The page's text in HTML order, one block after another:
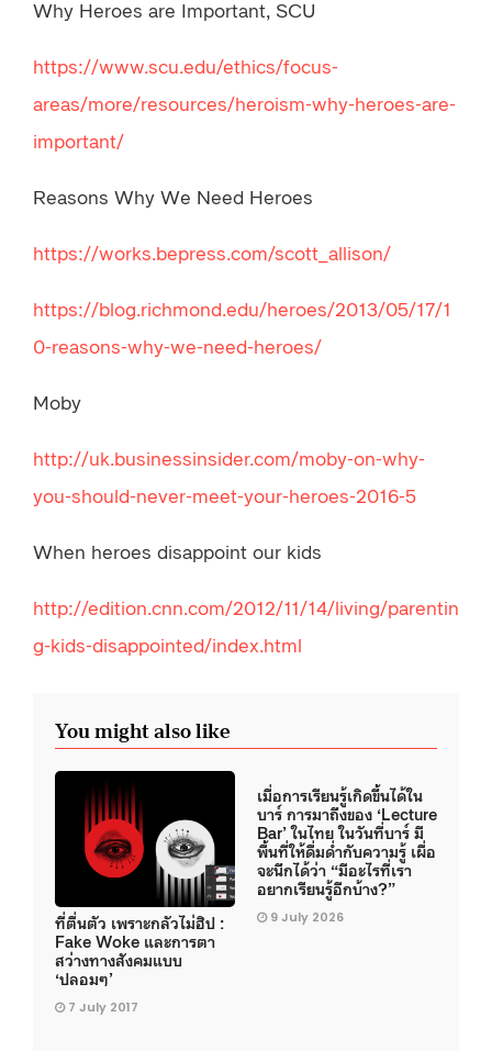
Why Heroes are Important, SCU
https://www.scu.edu/ethics/focus-
areas/more/resources/heroism-why-heroes-are-
important/
Reasons Why We Need Heroes
https://works.bepress.com/scott_allison/
https://blog.richmond.edu/heroes/2013/05/17/1
0-reasons-why-we-need-heroes/
Moby
http://uk.businessinsider.com/moby-on-why-
you-should-never-meet-your-heroes-2016-5
When heroes disappoint our kids
http://edition.cnn.com/2012/11/14/living/parentin
g-kids-disappointed/index.html
You might also like
ที่ตื่นตัว เพราะกลัวไม่ฮิป :
Fake Woke และการตา
สว่างทางสังคมแบบ
‘ปลอมๆ’
7 July 2017
เมื่อการเรียนรู้เกิดขึ้นได้ใน
บาร์ การมาถึงของ ‘Lecture
Bar’ ในไทย ในวันที่บาร์ มี
พื้นที่ให้ดื่มด่ำกับความรู้ เผื่อ
จะนึกได้ว่า “มีอะไรที่เรา
อยากเรียนรู้อีกบ้าง?”
9 July 2026